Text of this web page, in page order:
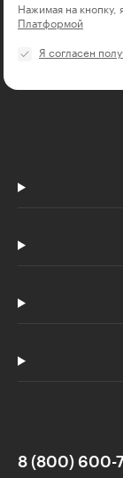
Нажимая на кнопку,
Платформой
Я согласен
8 (800) 600-